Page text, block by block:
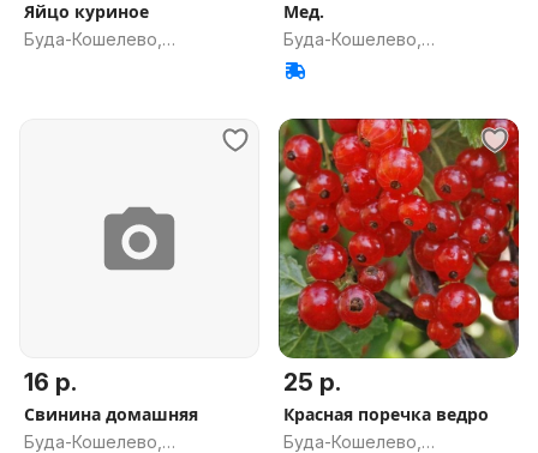
Яйцо куриное
Буда-Кошелево,
Мед.
Буда-Кошелево,
Гомельская обл.
16 р.
Свинина домашняя
Буда-Кошелево,
25 р.
Красная поречка ведро
Буда-Кошелево,